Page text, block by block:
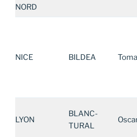
NORD
NICE BILDEA Toma
LYON
BLANC-
TURAL